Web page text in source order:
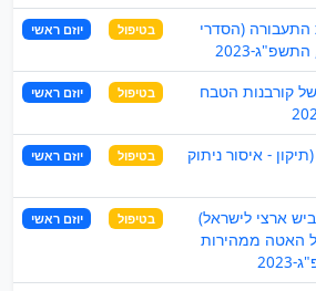
התעבורה (הסדרי
2023
בטיפול יוזם ראשי
קורבנות הטבח
בטיפול יוזם ראשי
- איסור ניתוק
בטיפול יוזם ראשי
ארצי לישראל)
האטה ממהירות
בטיפול יוזם ראשי